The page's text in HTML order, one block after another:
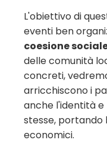
L'obiettivo di
eventi ben
coesione
delle comunità
concreti,
arricchiscono i
anche l'identità e
stesse, portando
economici.